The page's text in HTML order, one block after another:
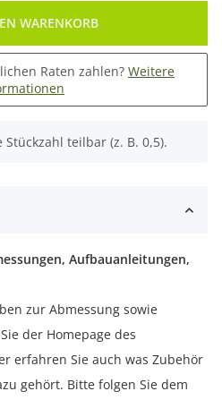
WARENKORB
Raten zahlen? Weitere
teilbar (z. B. 0,5).
Aufbauanleitungen,
zur Abmessung sowie
der Homepage des
erfahren Sie auch was Zubehör
gehört. Bitte folgen Sie dem